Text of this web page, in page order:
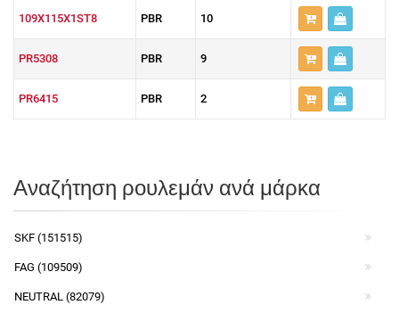
109X115X1ST8 PBR 10
PR5308 PBR 9
PR6415 PBR 2
Αναζήτηση ρουλεμάν ανά μάρκα
SKF (151515)
FAG (109509)
NEUTRAL (82079)